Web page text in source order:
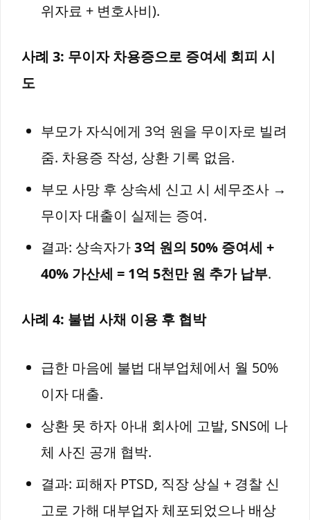
위자료 + 변호사비).
사례 3: 무이자 차용증으로 증여세 회피 시
도
부모가 자식에게 3억 원을 무이자로 빌려
줌. 차용증 작성, 상환 기록 없음.
부모 사망 후 상속세 신고 시 세무조사 →
무이자 대출이 실제는 증여.
결과: 상속자가3억 원의 50% 증여세 +
40% 가산세 = 1억 5천만 원 추가 납부.
사례 4: 불법 사채 이용 후 협박
급한 마음에 불법 대부업체에서 월 50%
이자 대출.
상환 못 하자 아내 회사에 고발, SNS에 나
체 사진 공개 협박.
결과: 피해자 PTSD, 직장 상실 + 경찰 신
고로 가해 대부업자 체포되었으나 배상